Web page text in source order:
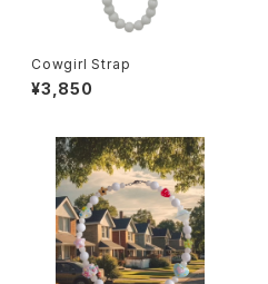
Cowgirl Strap
¥3,850